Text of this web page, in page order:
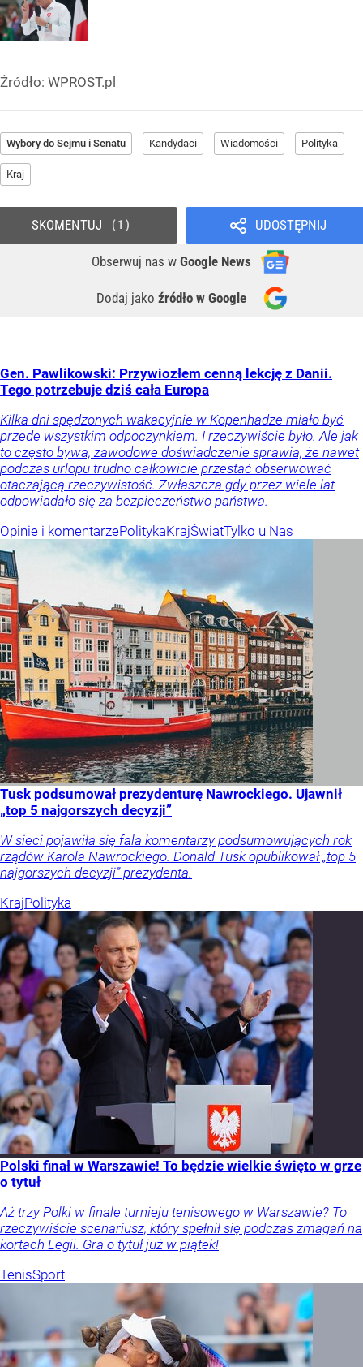
Źródło: WPROST.pl
Wybory do Sejmu i Senatu Kandydaci Wiadomości Polityka
Kraj
UDOSTĘPNIJ
Obserwuj nas w Google News
Dodaj jako źródło w Google
SKOMENTUJ 1
Gen. Pawlikowski: Przywiozłem cenną lekcję z Danii.
Tego potrzebuje dziś cała Europa
Kilka dni spędzonych wakacyjnie w Kopenhadze miało być
przede wszystkim odpoczynkiem. I rzeczywiście było. Ale jak
to często bywa, zawodowe doświadczenie sprawia, że nawet
podczas urlopu trudno całkowicie przestać obserwować
otaczającą rzeczywistość. Zwłaszcza gdy przez wiele lat
odpowiadało się za bezpieczeństwo państwa.
Opinie i komentarzePolitykaKrajŚwiatTylko u Nas
Tusk podsumował prezydenturę Nawrockiego. Ujawnił
„top 5 najgorszych decyzji”
W sieci pojawiła się fala komentarzy podsumowujących rok
rządów Karola Nawrockiego. Donald Tusk opublikował „top 5
najgorszych decyzji” prezydenta.
KrajPolityka
Polski finał w Warszawie! To będzie wielkie święto w grze
o tytuł
Aż trzy Polki w finale turnieju tenisowego w Warszawie? To
rzeczywiście scenariusz, który spełnił się podczas zmagań na
kortach Legii. Gra o tytuł już w piątek!
TenisSport